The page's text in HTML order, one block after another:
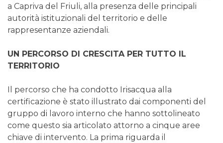
a Capriva del Friuli, alla presenza delle principali
autorità istituzionali del territorio e delle
rappresentanze aziendali.
UN PERCORSO DI CRESCITA PER TUTTO IL
TERRITORIO
Il percorso che ha condotto Irisacqua alla
certificazione è stato illustrato dai componenti del
gruppo di lavoro interno che hanno sottolineato
come questo sia articolato attorno a cinque aree
chiave di intervento. La prima riguarda il